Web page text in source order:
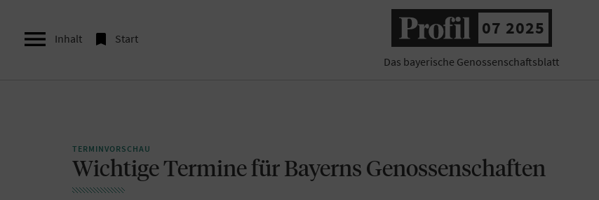
 Inhalt  Start
07 2025
Das bayerische Genossenschaftsblatt
TERMINVORSCHAU
Wichtige Termine für Bayerns Genossenschaften